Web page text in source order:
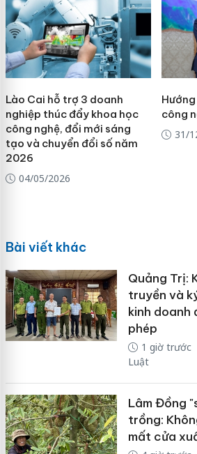
Lào Cai hỗ trợ 3 doanh
nghiệp thúc đẩy khoa học
công nghệ, đổi mới sáng
tạo và chuyển đổi số năm
2026
04/05/2026
công
31/
Bài viết khác
Quảng Trị:
truyền và
kinh doanh
phép
1 giờ trước
Luật
Lâm Đồng
trồng:
mất cửa